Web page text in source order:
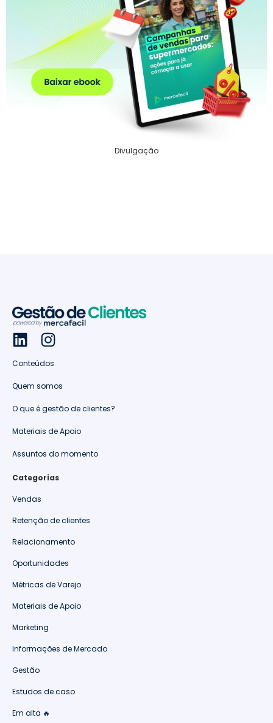
Divulgação
Conteúdos
Quem somos
O que é gestão de clientes?
Materiais de Apoio
Assuntos do momento
Categorias
Vendas
Retenção de clientes
Relacionamento
Oportunidades
Métricas de Varejo
Materiais de Apoio
Marketing
Informações de Mercado
Gestão
Estudos de caso
Em alta 🔥